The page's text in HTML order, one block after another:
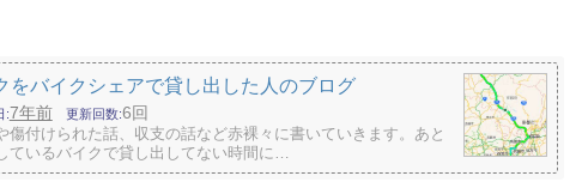
をバイクシェアで貸し出した人のブログ
7年前 更新回数 6回
傷付けられた話、収支の話など赤裸々に書いていきます。あと
ているバイクで貸し出してない時間に…